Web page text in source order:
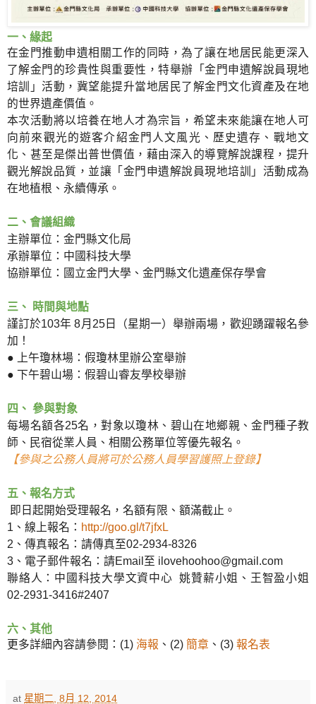
一、緣起
在金門推動申遺相關工作的同時，為了讓在地居民能更深入
了解金門的珍貴性與重要性，特舉辦「金門申遺解說員現地
培訓」活動，冀望能提升當地居民了解金門文化資產及在地
的世界遺產價值。
本次活動將以培養在地人才為宗旨，希望未來能讓在地人可
向前來觀光的遊客介紹金門人文風光、歷史遺存、戰地文
化、甚至是傑出普世價值，藉由深入的導覽解說課程，提升
觀光解說品質，並讓「金門申遺解說員現地培訓」活動成為
在地植根、永續傳承。
二、會議組織
主辦單位：金門縣文化局
承辦單位：中國科技大學
協辦單位：國立金門大學、金門縣文化遺產保存學會
三、 時間與地點
謹訂於103年 8月25日（星期一）舉辦兩場，歡迎踴躍報名參
加！
● 上午瓊林場：假瓊林里辦公室舉辦
● 下午碧山場：假碧山睿友學校舉辦
四、 參與對象
每場名額各25名，對象以瓊林、碧山在地鄉親、金門種子教
師、民宿從業人員、相關公務單位等優先報名。
【參與之公務人員將可於公務人員學習護照上登錄】
五、報名方式
即日起開始受理報名，名額有限、額滿截止。
1、線上報名： http://goo.gl/t7jfxL
2、傳真報名：請傳真至02-2934-8326
3、電子郵件報名：請Email至 ilovehoohoo@gmail.com
聯絡人：中國科技大學文資中心 姚贊薪小姐、王智盈小姐
02-2931-3416#2407
六、其他
更多詳細內容請參閱：(1) 海報 、(2) 簡章 、(3) 報名表
at 星期二, 8月 12, 2014